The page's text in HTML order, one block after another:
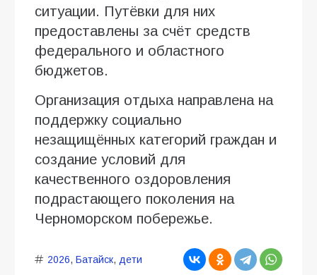
ситуации. Путёвки для них
предоставлены за счёт средств
федерального и областного
бюджетов.
Организация отдыха направлена на
поддержку социально
незащищённых категорий граждан и
создание условий для
качественного оздоровления
подрастающего поколения на
Черноморском побережье.
2026, Батайск, дети